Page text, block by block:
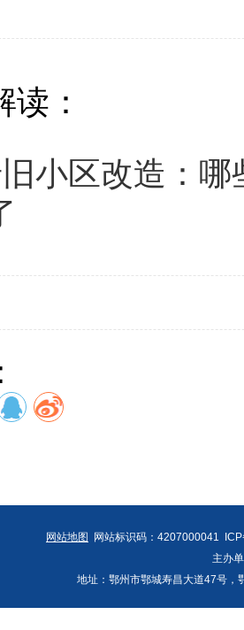
读：
小区改造：
网站地图
网站标识码：4207000041
主办
地址：鄂州市鄂城寿昌大道47号